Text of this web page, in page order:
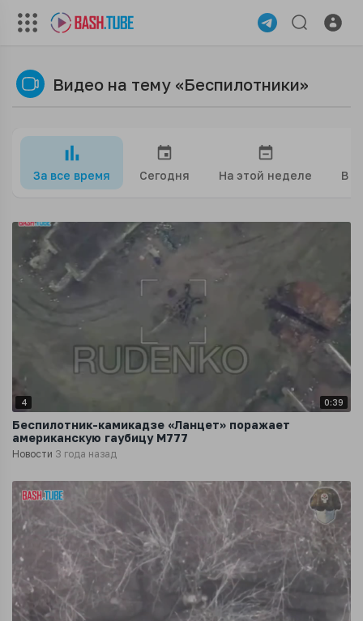
Видео на тему «Беспилотники»
За все время Сегодня На этой неделе В
4 0:39
Беспилотник-камикадзе «Ланцет» поражает
американскую гаубицу M777
Новости 3 года назад